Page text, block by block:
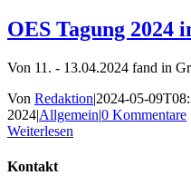
OES Tagung 2024
Von 11. - 13.04.2024 fand in
Von Redaktion|2024-05-
2024|Allgemein|0 Kommentare
Weiterlesen
Kontakt